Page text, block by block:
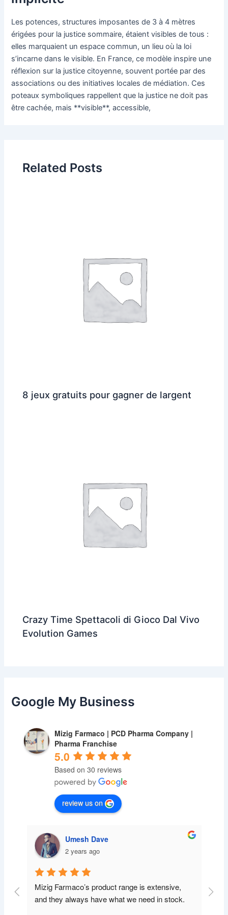
Les potences, structures imposantes de 3 à 4 mètres
érigées pour la justice sommaire, étaient visibles de tous :
elles marquaient un espace commun, un lieu où la loi
s’incarne dans le visible. En France, ce modèle inspire une
réflexion sur la justice citoyenne, souvent portée par des
associations ou des initiatives locales de médiation. Ces
poteaux symboliques rappellent que la justice ne doit pas
être cachée, mais **visible**, accessible,
Related Posts
8 jeux gratuits pour gagner de largent
Crazy Time Spettacoli di Gioco Dal Vivo
Evolution Games
Google My Business
Mizig Farmaco | PCD Pharma Company |
Pharma Franchise
5.0
Based on 30 reviews
review us on
Umesh Dave
2 years ago
Mizig Farmaco’s product range is extensive,
and they always have what we need in stock.